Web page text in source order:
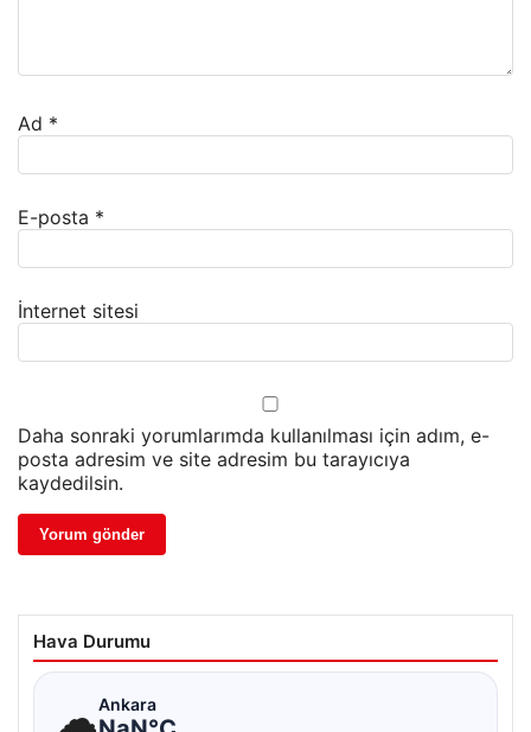
Ad *
E-posta *
İnternet sitesi
Daha sonraki yorumlarımda kullanılması için adım, e-
posta adresim ve site adresim bu tarayıcıya
kaydedilsin.
Hava Durumu
☁Ankara